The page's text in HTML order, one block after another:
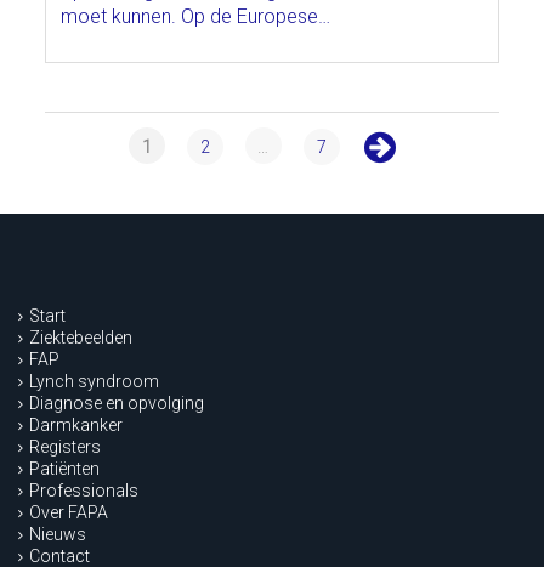
moet kunnen. Op de Europese…
1 2 7
Start
Ziektebeelden
FAP
Lynch syndroom
Diagnose en opvolging
Darmkanker
Registers
Patiënten
Professionals
Over FAPA
Nieuws
Contact